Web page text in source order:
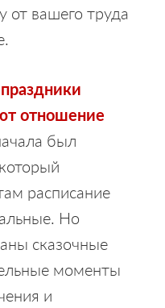
от вашего труда
отношение
был
расписание
Но
сказочные
моменты
и